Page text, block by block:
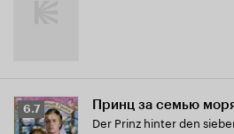
Рейтинг
Кинопоиска
6.7 Принц за семью
Der Prinz hinter den